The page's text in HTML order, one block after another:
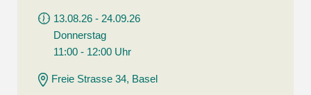
13.08.26 - 24.09.26
Donnerstag
11:00 - 12:00 Uhr
Freie Strasse 34, Basel